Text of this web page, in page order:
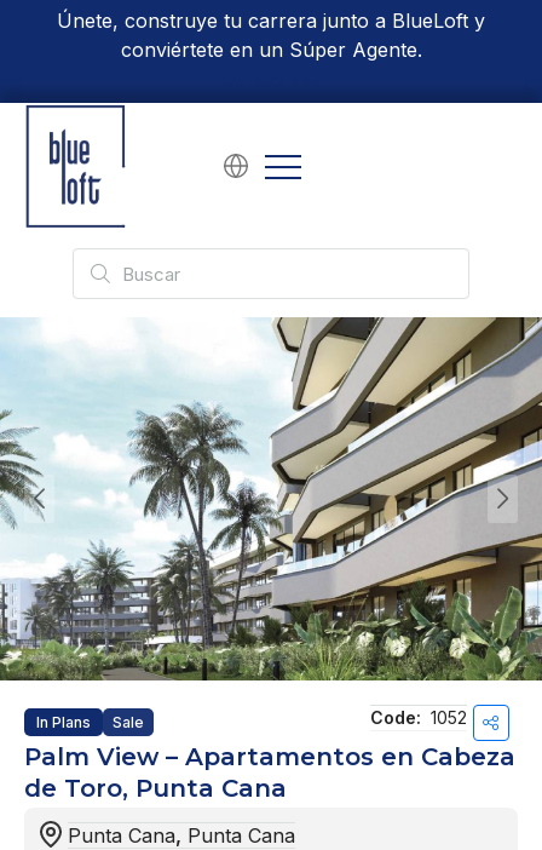
Únete, construye tu carrera junto a BlueLoft y
conviértete en un Súper Agente.
In Plans Sale Code: 1052
Palm View – Apartamentos en Cabeza
de Toro, Punta Cana
Punta Cana, Punta Cana